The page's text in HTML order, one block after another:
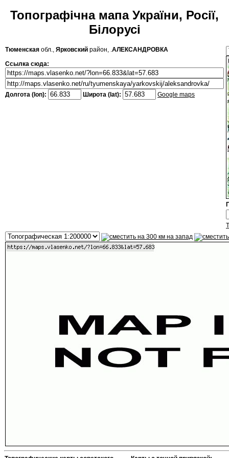
Топографічна мапа України, Росії,
Білорусі
Тюменская обл., Ярковский район, .АЛЕКСАНДРОВКА
Ссылка сюда:
Долгота (lon): Широта (lat): Google maps